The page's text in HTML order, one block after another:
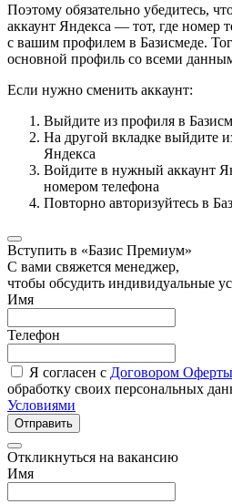
Поэтому обязательно убедитесь,
аккаунт Яндекса — тот, где номер
с вашим профилем в Базисмеде.
основной профиль со всеми
Если нужно сменить аккаунт:
Выйдите из профиля в
На другой вкладке выйдите
Яндекса
Войдите в нужный аккаунт
номером телефона
Повторно авторизуйтесь в
Вступить в «Базис Премиум»
С вами свяжется менеджер,
чтобы обсудить индивидуальные
Имя
Телефон
Я согласен с Договором Оферты
обработку своих персональных
Условиями
Отправить
Откликнуться на вакансию
Имя